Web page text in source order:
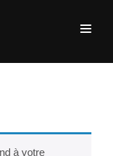
à votre